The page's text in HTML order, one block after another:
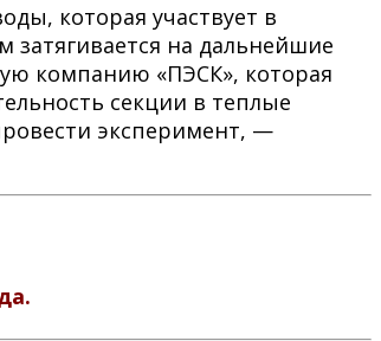
которая участвует в
на дальнейшие
компанию «ПЭСК», которая
секции в теплые
эксперимент, —